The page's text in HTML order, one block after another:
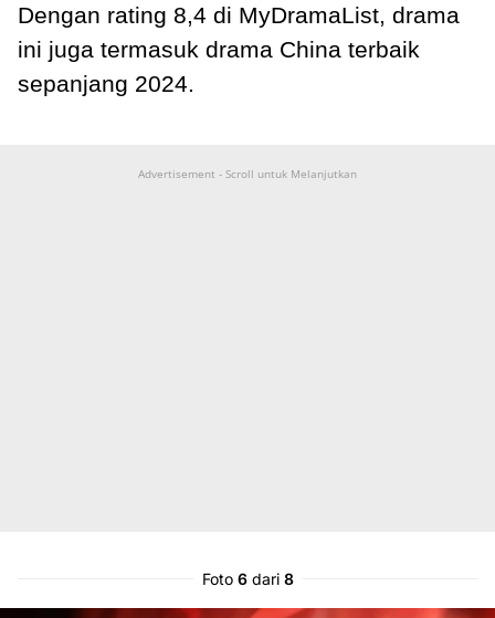
Dengan rating 8,4 di MyDramaList, drama
ini juga termasuk drama China terbaik
sepanjang 2024.
Advertisement - Scroll untuk Melanjutkan
Foto 6dari 8